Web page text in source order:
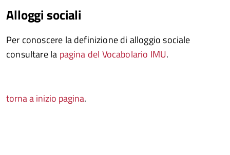
Alloggi sociali
Per conoscere la definizione di alloggio sociale
consultare la pagina del Vocabolario IMU.
torna a inizio pagina.